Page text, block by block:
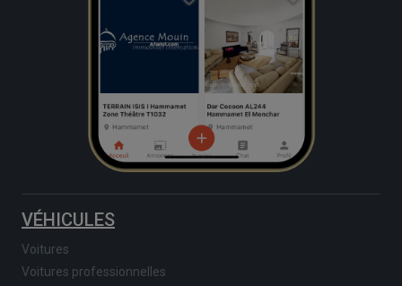
VÉHICULES
Voitures
Voitures professionnelles